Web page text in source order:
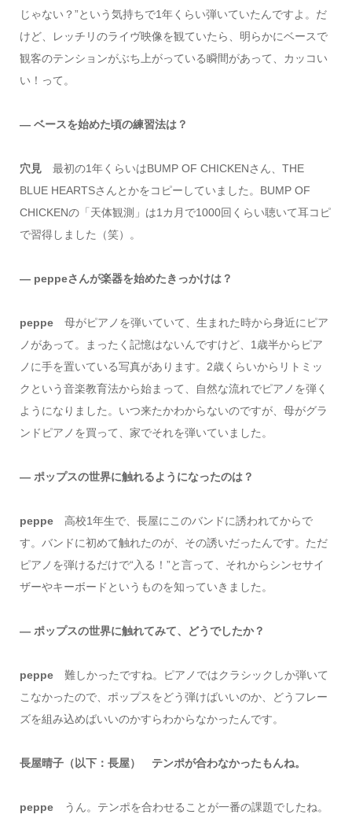
じゃない？”という気持ちで1年くらい弾いていたんですよ。だ
けど、レッチリのライヴ映像を観ていたら、明らかにベースで
観客のテンションがぶち上がっている瞬間があって、カッコい
い！って。
― ベースを始めた頃の練習法は？
穴見 最初の1年くらいはBUMP OF CHICKENさん、THE
BLUE HEARTSさんとかをコピーしていました。BUMP OF
CHICKENの「天体観測」は1カ月で1000回くらい聴いて耳コピ
で習得しました（笑）。
― peppeさんが楽器を始めたきっかけは？
peppe 母がピアノを弾いていて、生まれた時から身近にピア
ノがあって。まったく記憶はないんですけど、1歳半からピア
ノに手を置いている写真があります。2歳くらいからリトミッ
クという音楽教育法から始まって、自然な流れでピアノを弾く
ようになりました。いつ来たかわからないのですが、母がグラ
ンドピアノを買って、家でそれを弾いていました。
― ポップスの世界に触れるようになったのは？
peppe 高校1年生で、長屋にこのバンドに誘われてからで
す。バンドに初めて触れたのが、その誘いだったんです。ただ
ピアノを弾けるだけで“入る！”と言って、それからシンセサイ
ザーやキーボードというものを知っていきました。
― ポップスの世界に触れてみて、どうでしたか？
peppe 難しかったですね。ピアノではクラシックしか弾いて
こなかったので、ポップスをどう弾けばいいのか、どうフレー
ズを組み込めばいいのかすらわからなかったんです。
長屋晴子（以下：長屋） テンポが合わなかったもんね。
peppe うん。テンポを合わせることが一番の課題でしたね。